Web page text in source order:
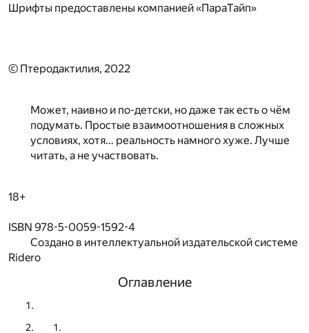
Шрифты предоставлены компанией «ПараТайп»
© Птеродактилия, 2022
Может, наивно и по-детски, но даже так есть о чём
подумать. Простые взаимоотношения в сложных
условиях, хотя… реальность намного хуже. Лучше
читать, а не участвовать.
18+
ISBN 978-5-0059-1592-4
Создано в интеллектуальной издательской системе
Ridero
Оглавление